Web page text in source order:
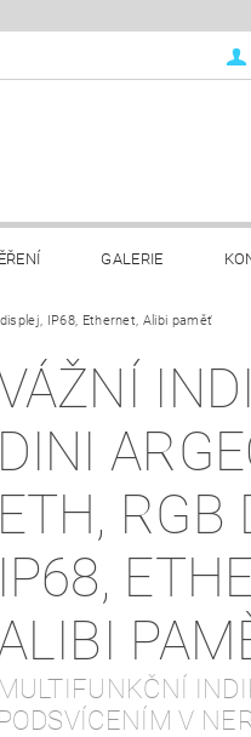
GALERIE
IP68, Ethernet, Alibi paměť
DINI
ETH, RGB
IP68,
MULTIFUNKČNÍ
PODSVÍCENÍM V